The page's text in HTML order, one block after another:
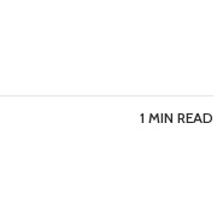
1 MIN READ